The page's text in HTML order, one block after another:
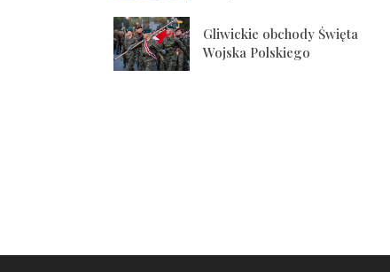
Gliwickie obchody Święta
Wojska Polskiego